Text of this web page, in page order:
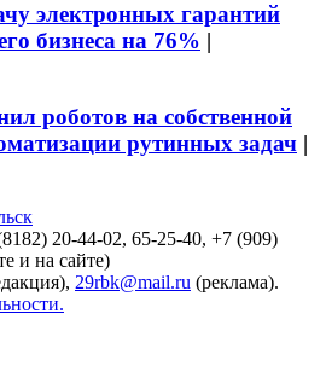
электронных гарантий
бизнеса на 76% |
роботов на собственной
рутинных задач |
20-44-02, 65-25-40, +7 (909)
и на сайте)
29rbk@mail.ru (реклама).